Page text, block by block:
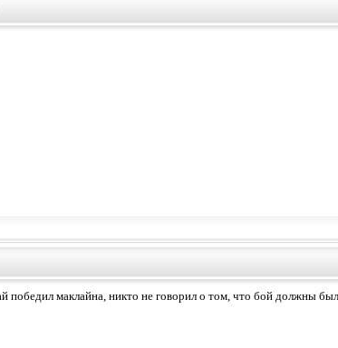
победил маклайна, никто не говорил о том, что бой должны